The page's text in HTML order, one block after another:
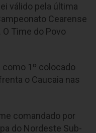
válido pela última
Cearense
O Time do Povo
1º colocado
o Caucaia nas
comandado por
do Nordeste Sub-